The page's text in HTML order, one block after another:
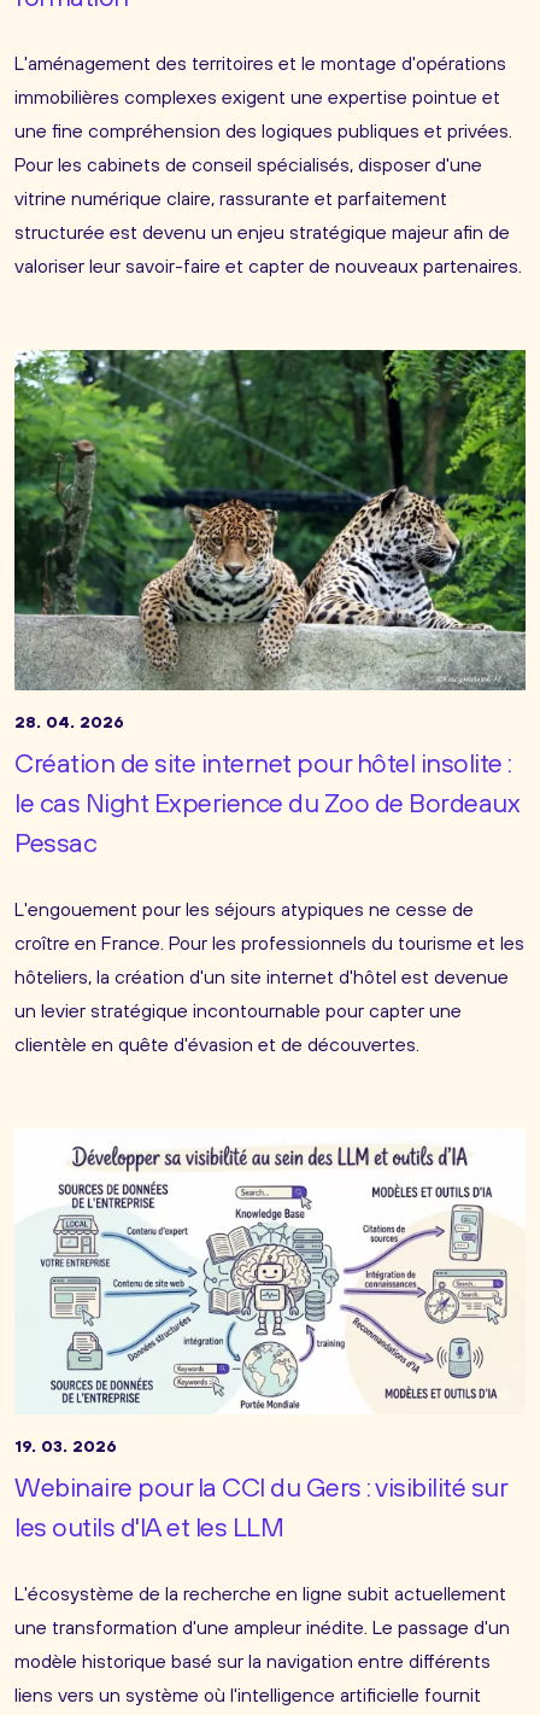
L'aménagement des territoires et le montage d'opérations
immobilières complexes exigent une expertise pointue et
une fine compréhension des logiques publiques et privées.
Pour les cabinets de conseil spécialisés, disposer d'une
vitrine numérique claire, rassurante et parfaitement
structurée est devenu un enjeu stratégique majeur afin de
valoriser leur savoir-faire et capter de nouveaux partenaires.
28. 04. 2026
Création de site internet pour hôtel insolite :
le cas Night Experience du Zoo de Bordeaux
Pessac
L'engouement pour les séjours atypiques ne cesse de
croître en France. Pour les professionnels du tourisme et les
hôteliers, la création d'un site internet d'hôtel est devenue
un levier stratégique incontournable pour capter une
clientèle en quête d'évasion et de découvertes.
19. 03. 2026
Webinaire pour la CCI du Gers : visibilité sur
les outils d'IA et les LLM
L'écosystème de la recherche en ligne subit actuellement
une transformation d'une ampleur inédite. Le passage d'un
modèle historique basé sur la navigation entre différents
liens vers un système où l'intelligence artificielle fournit